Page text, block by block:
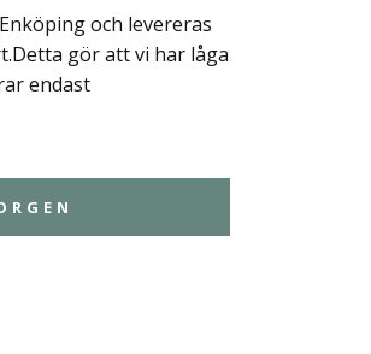
och levereras
gör att vi har låga
endast